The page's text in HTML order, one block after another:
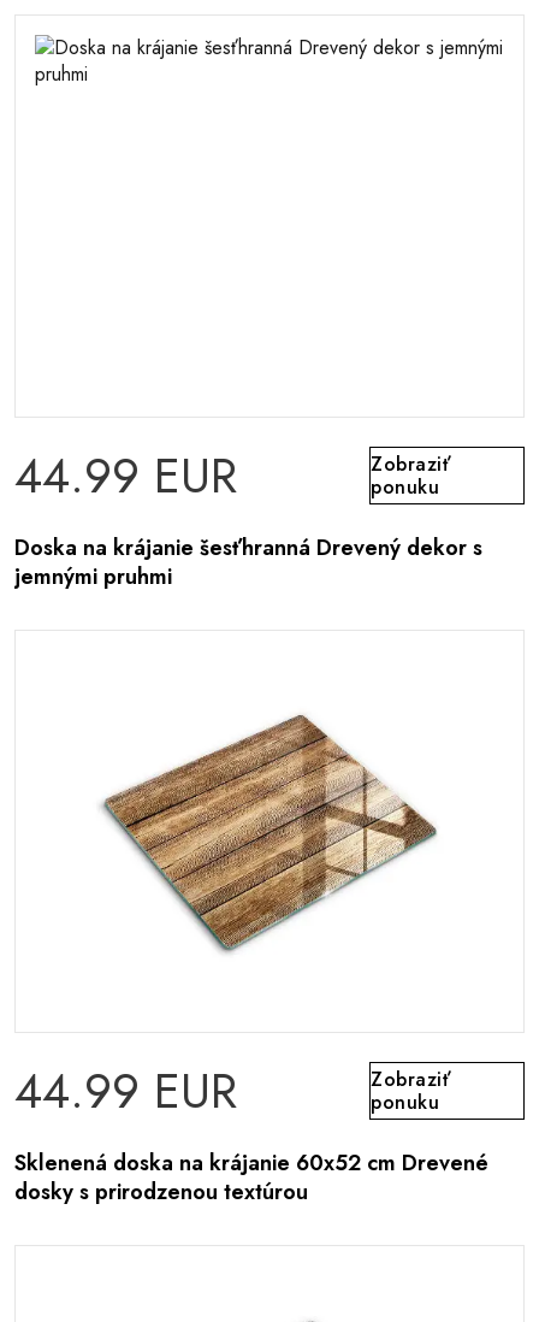
44.99 EUR
Zobraziť
ponuku
Doska na krájanie šesťhranná Drevený dekor s
jemnými pruhmi
44.99 EUR
Zobraziť
ponuku
Sklenená doska na krájanie 60x52 cm Drevené
dosky s prirodzenou textúrou